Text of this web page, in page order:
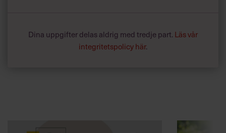
Dina uppgifter delas aldrig med tredje part. Läs vår
integritetspolicy här.